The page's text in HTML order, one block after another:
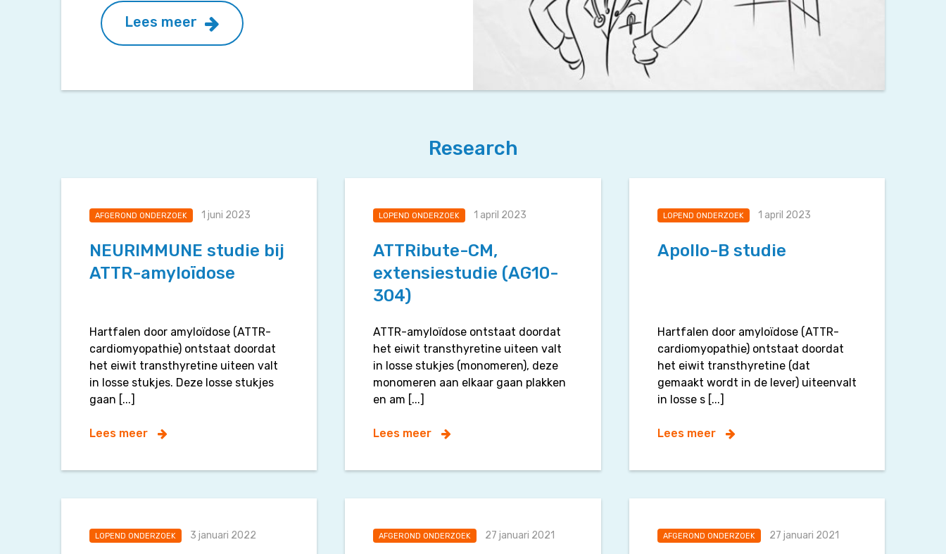
Lees meer
Research
AFGEROND ONDERZOEK 1 juni 2023
NEURIMMUNE studie bij
ATTR-amyloïdose
Hartfalen door amyloïdose (ATTR-
cardiomyopathie) ontstaat doordat
het eiwit transthyretine uiteen valt
in losse stukjes. Deze losse stukjes
gaan [...]
Lees meer
LOPEND ONDERZOEK 1 april 2023
ATTRibute-CM,
extensiestudie (AG10-
304)
ATTR-amyloïdose ontstaat doordat
het eiwit transthyretine uiteen valt
in losse stukjes (monomeren), deze
monomeren aan elkaar gaan plakken
en am [...]
Lees meer
LOPEND ONDERZOEK 1 april 2023
Apollo-B studie
Hartfalen door amyloïdose (ATTR-
cardiomyopathie) ontstaat doordat
het eiwit transthyretine (dat
gemaakt wordt in de lever) uiteenvalt
in losse s [...]
Lees meer
LOPEND ONDERZOEK 3 januari 2022 AFGEROND ONDERZOEK 27 januari 2021 AFGEROND ONDERZOEK 27 januari 2021